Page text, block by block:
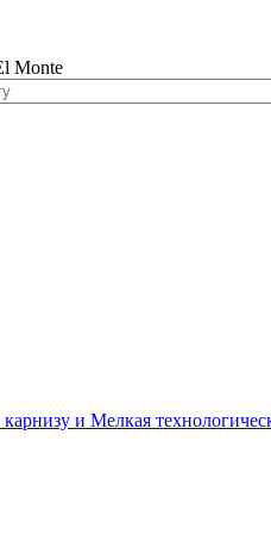
Monte
и Мелкая